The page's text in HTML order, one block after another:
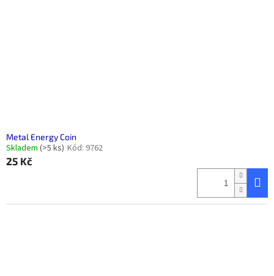
Metal Energy Coin
Skladem (>5 ks) Kód: 9762
25 Kč